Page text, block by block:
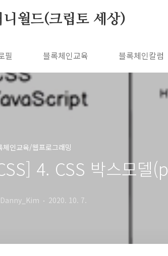
니월드(크립토 세상)
필 블록체인교육 블록체인칼럼
체인교육/웹프로그래밍
4. CSS 박스모
2020. 10. 7.